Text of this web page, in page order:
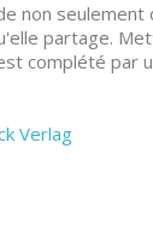
non
partage.
complété par
Verlag